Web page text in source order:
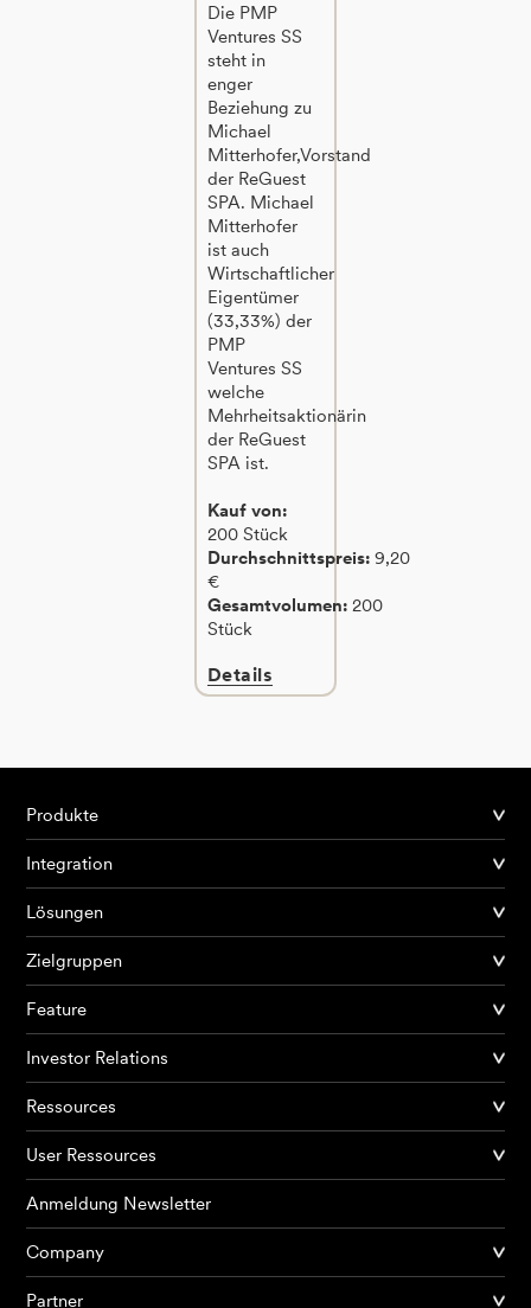
Die PMP
Ventures SS
steht in
enger
Beziehung zu
Michael
Mitterhofer,Vorstand
der ReGuest
SPA. Michael
Mitterhofer
ist auch
Wirtschaftlicher
Eigentümer
(33,33%) der
PMP
Ventures SS
welche
Mehrheitsaktionärin
der ReGuest
SPA ist.
Kauf von:
200 Stück
Durchschnittspreis:9,20
€
Gesamtvolumen:200
Stück
Details
Produkte
Integration
Lösungen
Zielgruppen
Feature
Investor Relations
Ressources
User Ressources
Anmeldung Newsletter
Company
Partner